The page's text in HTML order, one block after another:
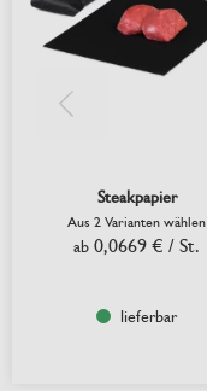
Steakpapier
Aus 2 Varianten wählen
ab 0,0669 € / St.
lieferbar